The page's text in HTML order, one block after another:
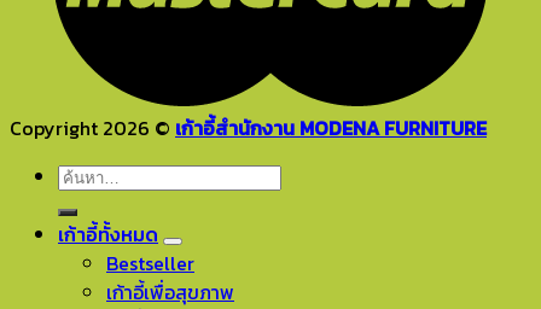
Copyright 2026 © เก้าอี้สำนักงาน MODENA FURNITURE
ค้นหา:
เก้าอี้ทั้งหมด
Bestseller
เก้าอี้เพื่อสุขภาพ